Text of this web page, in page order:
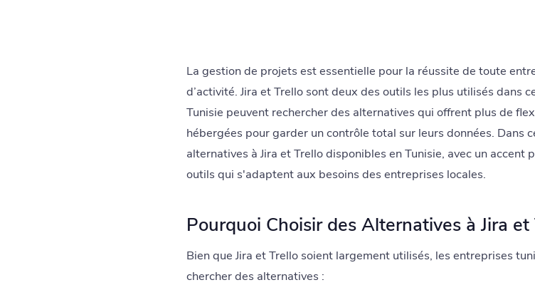
La gestion de projets est essentielle pour la réussite de toute
d’activité. Jira et Trello sont deux des outils les plus utilisés dans
Tunisie peuvent rechercher des alternatives qui offrent plus de
hébergées pour garder un contrôle total sur leurs données. Dans
alternatives à Jira et Trello disponibles en Tunisie, avec un
outils qui s'adaptent aux besoins des entreprises locales.
Pourquoi Choisir des Alternatives à Jira et
Bien que Jira et Trello soient largement utilisés, les entreprises
chercher des alternatives :